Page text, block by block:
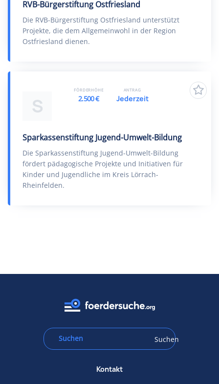
RVB-Bürgerstiftung Ostfriesland
Die RVB-Bürgerstiftung Ostfriesland unterstützt
Projekte, die dem Allgemeinwohl in der Region
Ostfriesland dienen.
S
Sparkassenstiftung Jugend-Umwelt-Bildung
Die Sparkassenstiftung Jugend-Umwelt-Bildung
fördert pädagogische Projekte und Initiativen für
Kinder und Jugendliche im Kreis Lörrach-
Rheinfelden.
FÖRDERHÖHE
2.500 €
ANTRAG
Jederzeit
Suchen
Kontakt